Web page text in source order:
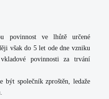
povinnost ve lhůtě určené
však do 5 let ode dne vzniku
povinnosti za trvání
být společník zproštěn, ledaže